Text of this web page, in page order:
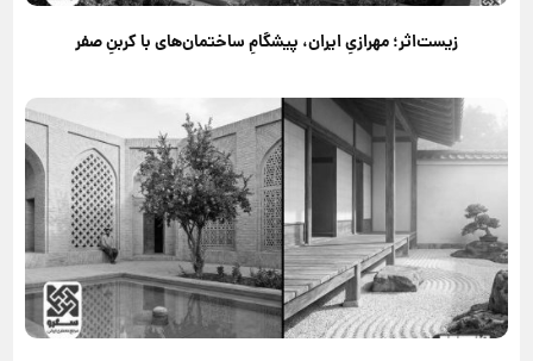
زیست‌اثر؛ مهرازیِ ایران، پیشگامِ ساختمان‌های با کربنِ صفر